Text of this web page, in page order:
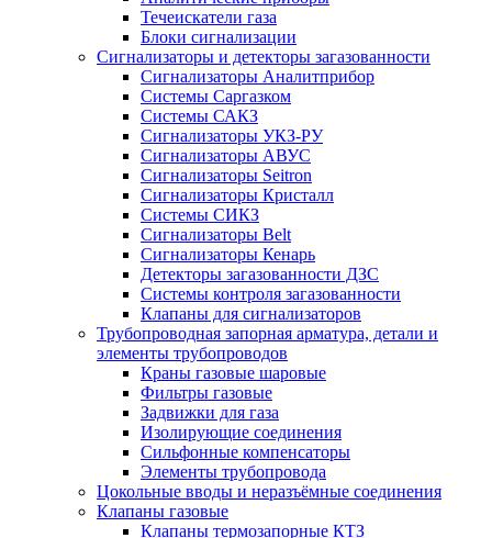
Течеискатели газа
Блоки сигнализации
Сигнализаторы и детекторы загазованности
Сигнализаторы Аналитприбор
Системы Саргазком
Системы САКЗ
Сигнализаторы УКЗ-РУ
Сигнализаторы АВУС
Сигнализаторы Seitron
Сигнализаторы Кристалл
Системы СИКЗ
Сигнализаторы Belt
Сигнализаторы Кенарь
Детекторы загазованности ДЗС
Системы контроля загазованности
Клапаны для сигнализаторов
Трубопроводная запорная арматура, детали и
элементы трубопроводов
Краны газовые шаровые
Фильтры газовые
Задвижки для газа
Изолирующие соединения
Сильфонные компенсаторы
Элементы трубопровода
Цокольные вводы и неразъёмные соединения
Клапаны газовые
Клапаны термозапорные КТЗ